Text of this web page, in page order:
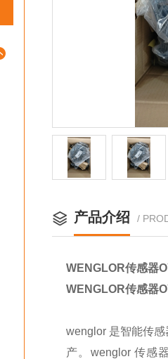
产品介绍 /
WENGLOR传感器
WENGLOR传感器
wenglor 是智能传
产。wenglor 传感